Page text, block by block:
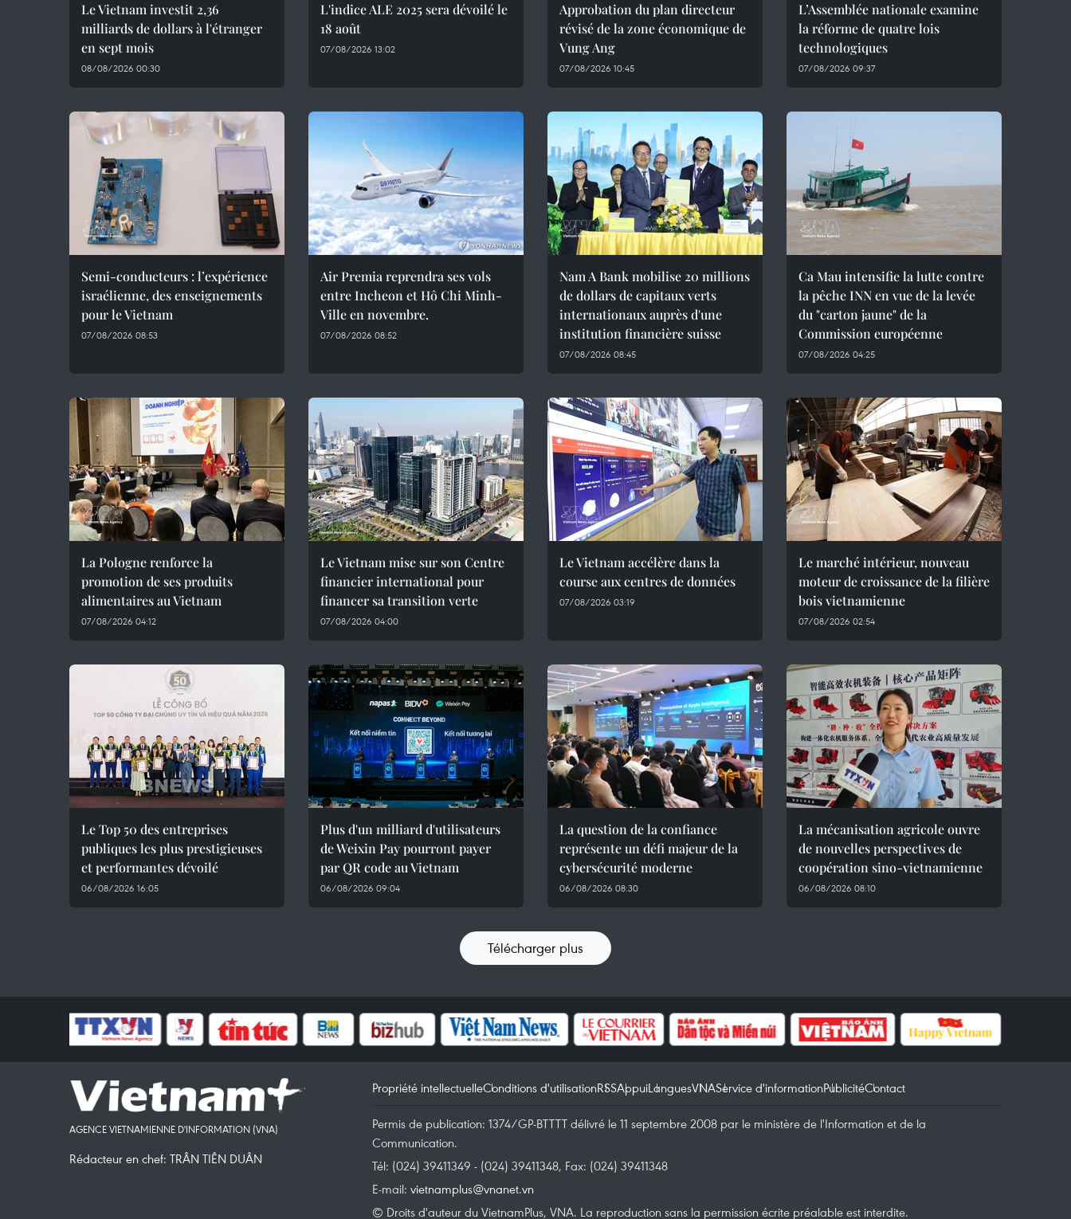
Le Vietnam investit 2,36
milliards de dollars à l'étranger
en sept mois
08/08/2026 00:30
L'indice ALE 2025 sera dévoilé le
18 août
07/08/2026 13:02
Approbation du plan directeur
révisé de la zone économique de
Vung Ang
07/08/2026 10:45
L’Assemblée nationale examine
la réforme de quatre lois
technologiques
07/08/2026 09:37
Semi-conducteurs : l’expérience
israélienne, des enseignements
pour le Vietnam
07/08/2026 08:53
Air Premia reprendra ses vols
entre Incheon et Hô Chi Minh-
Ville en novembre.
07/08/2026 08:52
Nam A Bank mobilise 20 millions
de dollars de capitaux verts
internationaux auprès d'une
institution financière suisse
07/08/2026 08:45
Ca Mau intensifie la lutte contre
la pêche INN en vue de la levée
du "carton jaune" de la
Commission européenne
07/08/2026 04:25
La Pologne renforce la
promotion de ses produits
alimentaires au Vietnam
07/08/2026 04:12
Le Vietnam mise sur son Centre
financier international pour
financer sa transition verte
07/08/2026 04:00
Le Vietnam accélère dans la
course aux centres de données
07/08/2026 03:19
Le marché intérieur, nouveau
moteur de croissance de la filière
bois vietnamienne
07/08/2026 02:54
Le Top 50 des entreprises
publiques les plus prestigieuses
et performantes dévoilé
06/08/2026 16:05
Plus d'un milliard d'utilisateurs
de Weixin Pay pourront payer
par QR code au Vietnam
06/08/2026 09:04
La question de la confiance
représente un défi majeur de la
cybersécurité moderne
06/08/2026 08:30
La mécanisation agricole ouvre
de nouvelles perspectives de
coopération sino-vietnamienne
06/08/2026 08:10
Télécharger plus
AGENCE VIETNAMIENNE D'INFORMATION (VNA)
Rédacteur en chef: TRÂN TIÊN DUÂN
Propriété intellectuelleConditions d'utilisationRSSAppuiLanguesVNAService d'informationPublicitéContact
Permis de publication: 1374/GP-BTTTT délivré le 11 septembre 2008 par le ministère de l'Information et de la
Communication.
Tél: (024) 39411349 - (024) 39411348, Fax: (024) 39411348
E-mail: vietnamplus@vnanet.vn
© Droits d'auteur du VietnamPlus, VNA. La reproduction sans la permission écrite préalable est interdite.